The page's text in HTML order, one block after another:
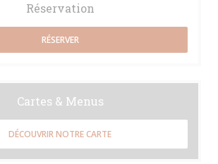
Réservation
RÉSERVER
Cartes & Menus
DÉCOUVRIR NOTRE CARTE